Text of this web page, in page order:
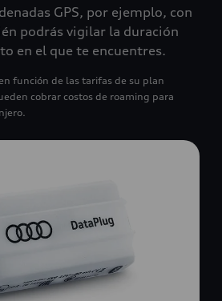
GPS, por ejemplo, con
podrás vigilar la duración
en el que te encuentres.
función de las tarifas de su plan
cobrar costos de roaming para